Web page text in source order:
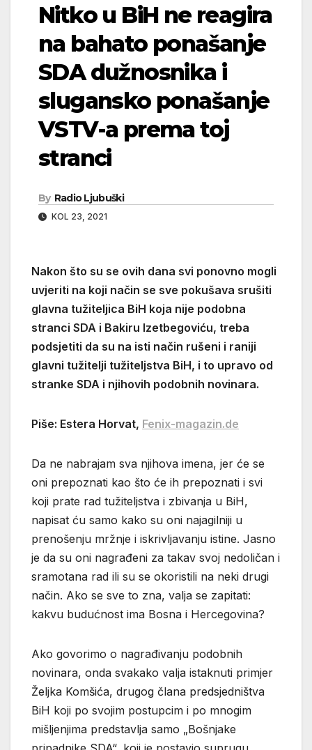
Nitko u BiH ne reagira
na bahato ponašanje
SDA dužnosnika i
slugansko ponašanje
VSTV-a prema toj
stranci
By Radio Ljubuški
KOL 23, 2021
Nakon što su se ovih dana svi ponovno mogli
uvjeriti na koji način se sve pokušava srušiti
glavna tužiteljica BiH koja nije podobna
stranci SDA i Bakiru Izetbegoviću, treba
podsjetiti da su na isti način rušeni i raniji
glavni tužitelji tužiteljstva BiH, i to upravo od
stranke SDA i njihovih podobnih novinara.
Piše: Estera Horvat, Fenix-magazin.de
Da ne nabrajam sva njihova imena, jer će se
oni prepoznati kao što će ih prepoznati i svi
koji prate rad tužiteljstva i zbivanja u BiH,
napisat ću samo kako su oni najagilniji u
prenošenju mržnje i iskrivljavanju istine. Jasno
je da su oni nagrađeni za takav svoj nedoličan i
sramotana rad ili su se okoristili na neki drugi
način. Ako se sve to zna, valja se zapitati:
kakvu budućnost ima Bosna i Hercegovina?
Ako govorimo o nagrađivanju podobnih
novinara, onda svakako valja istaknuti primjer
Željka Komšića, drugog člana predsjedništva
BiH koji po svojim postupcim i po mnogim
mišljenjima predstavlja samo „Bošnjake